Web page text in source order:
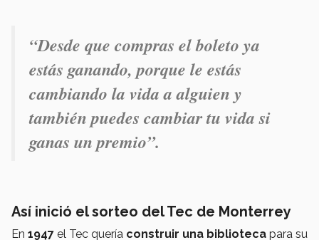
“Desde que compras el boleto ya
estás ganando, porque le estás
cambiando la vida a alguien y
también puedes cambiar tu vida si
ganas un premio”.
Así inició el sorteo del Tec de Monterrey
En 1947 el Tec quería construir una biblioteca para su